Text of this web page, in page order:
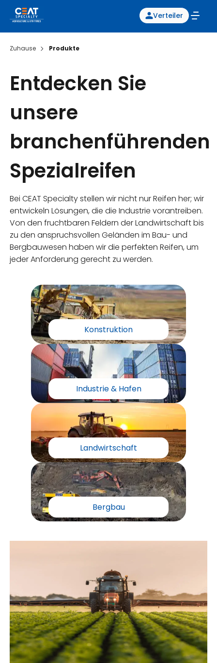
Verteiler
Zuhause Produkte
Bei CEAT Specialty stellen wir nicht nur Reifen her; wir
entwickeln Lösungen, die die Industrie vorantreiben.
Von den fruchtbaren Feldern der Landwirtschaft bis
zu den anspruchsvollen Geländen im Bau- und
Bergbauwesen haben wir die perfekten Reifen, um
jeder Anforderung gerecht zu werden.
Entdecken Sie
unsere
branchenführenden
Spezialreifen
Konstruktion
Industrie & Hafen
Landwirtschaft
Bergbau